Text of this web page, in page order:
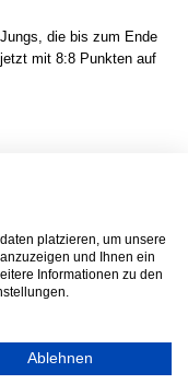
die bis zum Ende
mit 8:8 Punkten auf
Ansgar Lenz (2)
Sören Wende (2),
platzieren, um unsere
und Ihnen ein
Informationen zu den
Ablehnen